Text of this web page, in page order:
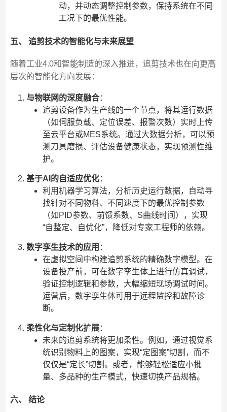
动，并动态调整控制参数，保持系统在不同
工况下的最优性能。
五、 追剪技术的智能化与未来展望
随着工业4.0和智能制造的深入推进，追剪技术也在向更高
层次的智能化方向发展：
与物联网的深度融合：
追剪设备作为生产线的一个节点，将其运行数据
（如伺服负载、定位误差、报警次数）实时上传
至云平台或MES系统。通过大数据分析，可以预
测刀具磨损、评估设备健康状态，实现预测性维
护。
基于AI的自适应优化：
利用机器学习算法，分析历史运行数据，自动寻
找针对不同物料、不同速度下的最优控制参数
（如PID参数、前馈系数、S曲线时间），实现
“自整定、自优化”，降低对专家工程师的依赖。
数字孪生技术的应用 ：
在虚拟空间中构建追剪系统的精确数字模型。在
设备投产前，可在数字孪生体上进行仿真调试，
验证控制逻辑和参数，大幅缩短现场调试时间。
运营后，数字孪生体可用于远程监控和故障诊
断。
柔性化与定制化扩展：
未来的追剪系统将更加柔性。例如，通过视觉系
统识别物料上的图案，实现“定图案”切割，而不
仅仅是“定长”切割。或者，能够轻松适应小批
量、多品种的生产模式，快速切换产品规格。
六、 结论